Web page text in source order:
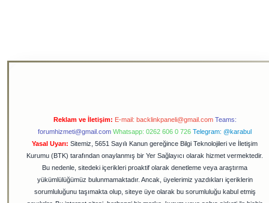
Reklam ve İletişim: E-mail: backlinkpaneli@gmail.com Teams:
forumhizmeti@gmail.com Whatsapp: 0262 606 0 726 Telegram: @karabul
Yasal Uyarı: Sitemiz, 5651 Sayılı Kanun gereğince Bilgi Teknolojileri ve İletişim
Kurumu (BTK) tarafından onaylanmış bir Yer Sağlayıcı olarak hizmet vermektedir.
Bu nedenle, sitedeki içerikleri proaktif olarak denetleme veya araştırma
yükümlülüğümüz bulunmamaktadır. Ancak, üyelerimiz yazdıkları içeriklerin
sorumluluğunu taşımakta olup, siteye üye olarak bu sorumluluğu kabul etmiş